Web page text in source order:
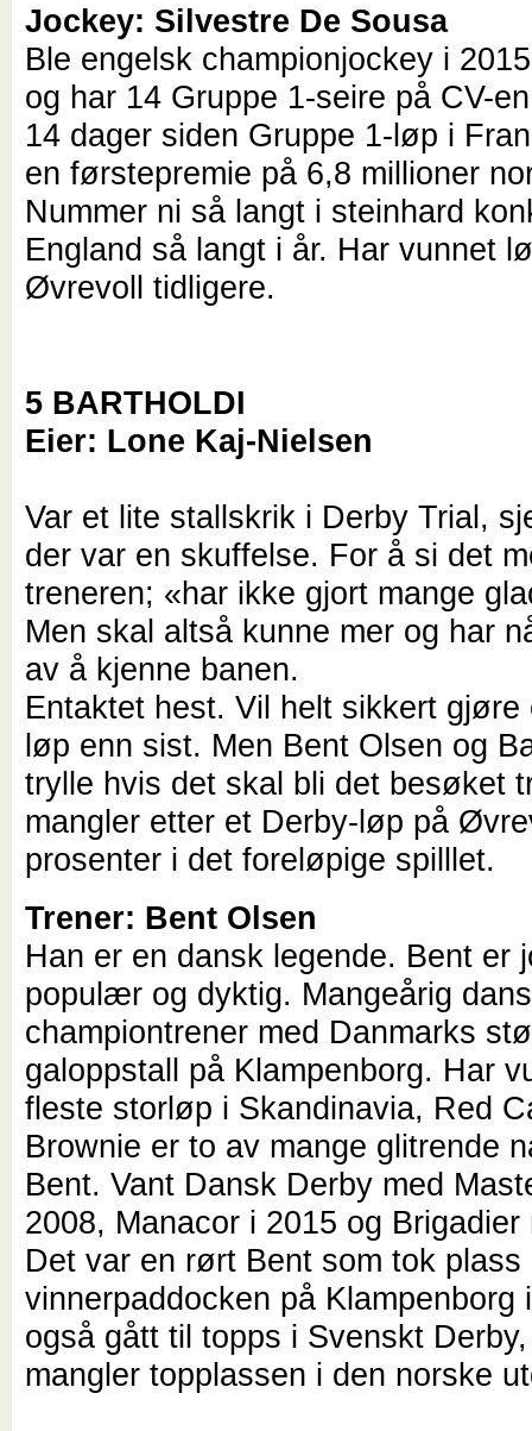
Jockey: Silvestre De Sousa
Ble engelsk championjockey i
og har 14 Gruppe 1-seire på CV-
14 dager siden Gruppe 1-løp i
en førstepremie på 6,8 millioner
Nummer ni så langt i steinhard
England så langt i år. Har vunnet
Øvrevoll tidligere.
5 BARTHOLDI
Eier: Lone Kaj-Nielsen
Var et lite stallskrik i Derby Trial,
der var en skuffelse. For å si det
treneren; «har ikke gjort mange
Men skal altså kunne mer og har
av å kjenne banen.
Entaktet hest. Vil helt sikkert gjøre
løp enn sist. Men Bent Olsen og
trylle hvis det skal bli det besøket
mangler etter et Derby-løp på
prosenter i det foreløpige spilllet.
Trener: Bent Olsen
Han er en dansk legende. Bent er
populær og dyktig. Mangeårig
championtrener med Danmarks
galoppstall på Klampenborg. Har
fleste storløp i Skandinavia, Red
Brownie er to av mange glitrende
Bent. Vant Dansk Derby med
2008, Manacor i 2015 og Brigadier
Det var en rørt Bent som tok plass
vinnerpaddocken på Klampenborg
også gått til topps i Svenskt
mangler topplassen i den norske